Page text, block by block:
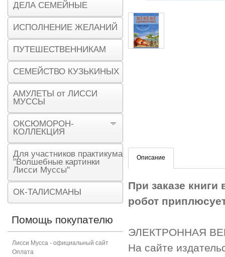
Описание
При заказе
робот
ЭЛЕКТРОННАЯ
На сайте
ДЕЛА СЕМЕЙНЫЕ
ИСПОЛНЕНИЕ ЖЕЛАНИЙ
ПУТЕШЕСТВЕННИКАМ
СЕМЕЙСТВО КУЗЬКИНЫХ
АМУЛЕТЫ от ЛИССИ
МУССЫ
ОКСЮМОРОН-
КОЛЛЕКЦИЯ
Для участников практикума
"Волшебные картинки
Лисси Муссы"
ОК-ТАЛИСМАНЫ
Помощь покупателю
Лисси Мусса - официальный сайт
Оплата